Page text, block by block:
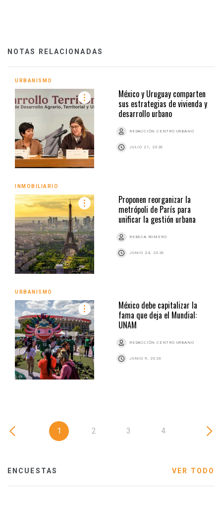
NOTAS RELACIONADAS
URBANISMO
México y Uruguay comparten
sus estrategias de vivienda y
desarrollo urbano
REDACCIÓN CENTRO URBANO
JULIO 21, 2026
INMOBILIARIO
Proponen reorganizar la
metrópoli de París para
unificar la gestión urbana
REBECA ROMERO
JUNIO 24, 2026
URBANISMO
México debe capitalizar la
fama que deja el Mundial:
UNAM
REDACCIÓN CENTRO URBANO
JUNIO 9, 2026
1 2 3 4
ENCUESTAS VER TODO